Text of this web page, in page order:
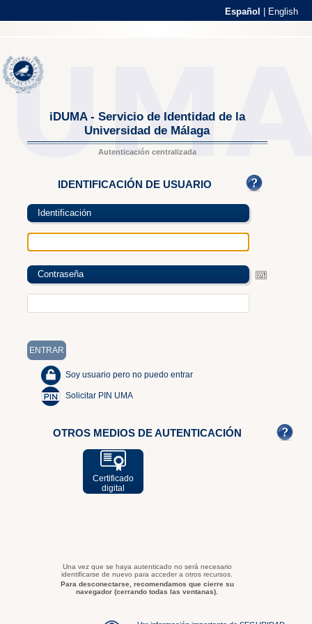
Español English
iDUMA - Servicio de Identidad de la
Universidad de Málaga
Autenticación centralizada
IDENTIFICACIÓN DE USUARIO
Identificación
Contraseña
Soy usuario pero no puedo entrar
Solicitar PIN UMA
OTROS MEDIOS DE AUTENTICACIÓN
Certificado
digital
Una vez que se haya autenticado no será necesario
identificarse de nuevo para acceder a otros recursos.
Para desconectarse, recomendamos que cierre su
navegador (cerrando todas las ventanas).